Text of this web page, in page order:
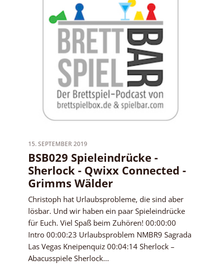
15. SEPTEMBER 2019
BSB029 Spieleindrücke -
Sherlock - Qwixx Connected -
Grimms Wälder
Christoph hat Urlaubsprobleme, die sind aber
lösbar. Und wir haben ein paar Spieleindrücke
für Euch. Viel Spaß beim Zuhören! 00:00:00
Intro 00:00:23 Urlaubsproblem NMBR9 Sagrada
Las Vegas Kneipenquiz 00:04:14 Sherlock –
Abacusspiele Sherlock...